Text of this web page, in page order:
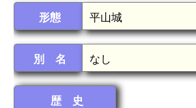
形態 平山城
別 名 なし
歴 史